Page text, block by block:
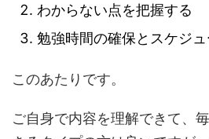
わからない点を把握する
勉強時間の確保とスケジ
このあたりです。
ご自身で内容を理解できて、